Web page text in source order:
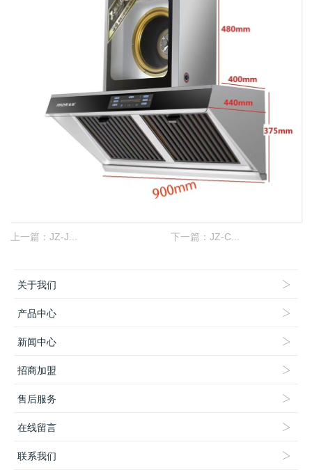
上一篇： JZ-J... 下一篇： JZ-C...
关于我们
产品中心
新闻中心
招商加盟
售后服务
在线留言
联系我们